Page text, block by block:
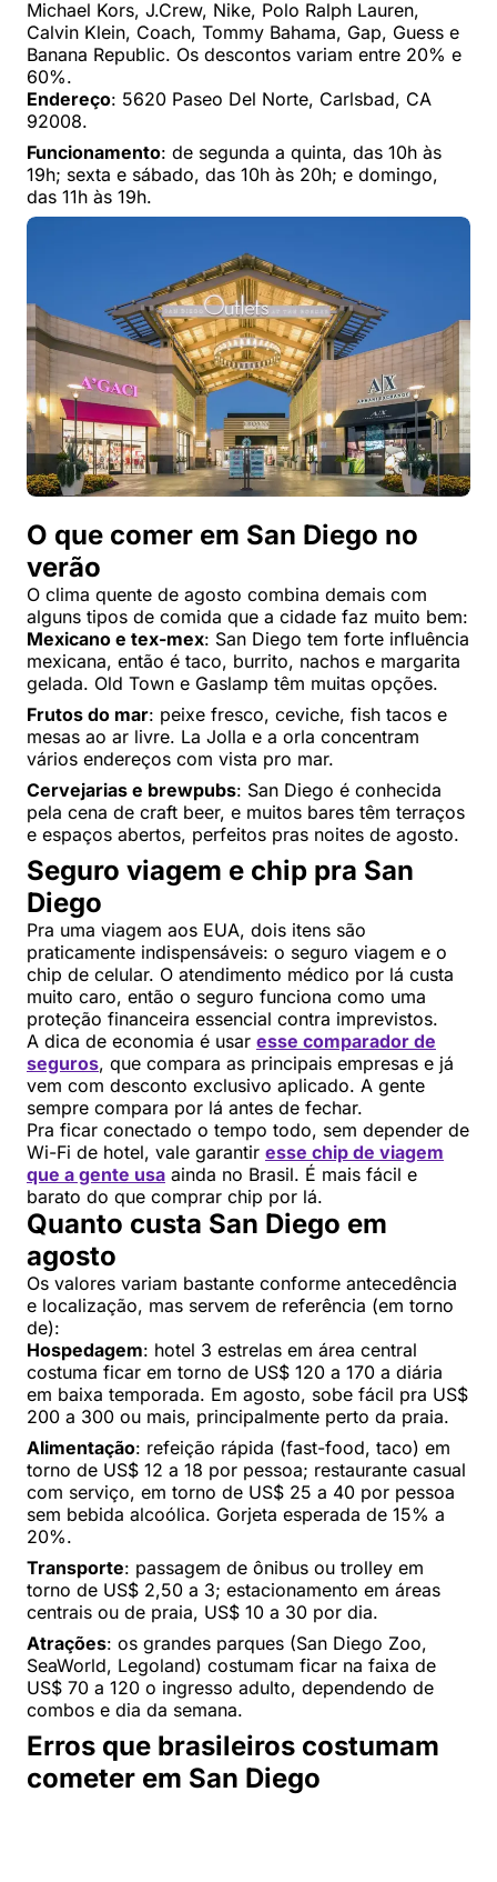
Michael Kors, J.Crew, Nike, Polo Ralph Lauren,
Calvin Klein, Coach, Tommy Bahama, Gap, Guess e
Banana Republic. Os descontos variam entre 20% e
60%.
Endereço: 5620 Paseo Del Norte, Carlsbad, CA
92008.
Funcionamento: de segunda a quinta, das 10h às
19h; sexta e sábado, das 10h às 20h; e domingo,
das 11h às 19h.
O que comer em San Diego no
verão
O clima quente de agosto combina demais com
alguns tipos de comida que a cidade faz muito bem:
Mexicano e tex-mex: San Diego tem forte influência
mexicana, então é taco, burrito, nachos e margarita
gelada. Old Town e Gaslamp têm muitas opções.
Frutos do mar: peixe fresco, ceviche, fish tacos e
mesas ao ar livre. La Jolla e a orla concentram
vários endereços com vista pro mar.
Cervejarias e brewpubs: San Diego é conhecida
pela cena de craft beer, e muitos bares têm terraços
e espaços abertos, perfeitos pras noites de agosto.
Seguro viagem e chip pra San
Diego
Pra uma viagem aos EUA, dois itens são
praticamente indispensáveis: o seguro viagem e o
chip de celular. O atendimento médico por lá custa
muito caro, então o seguro funciona como uma
proteção financeira essencial contra imprevistos.
A dica de economia é usar esse comparador de
seguros, que compara as principais empresas e já
vem com desconto exclusivo aplicado. A gente
sempre compara por lá antes de fechar.
Pra ficar conectado o tempo todo, sem depender de
Wi-Fi de hotel, vale garantir esse chip de viagem
que a gente usa ainda no Brasil. É mais fácil e
barato do que comprar chip por lá.
Quanto custa San Diego em
agosto
Os valores variam bastante conforme antecedência
e localização, mas servem de referência (em torno
de):
Hospedagem: hotel 3 estrelas em área central
costuma ficar em torno de US$ 120 a 170 a diária
em baixa temporada. Em agosto, sobe fácil pra US$
200 a 300 ou mais, principalmente perto da praia.
Alimentação: refeição rápida (fast-food, taco) em
torno de US$ 12 a 18 por pessoa; restaurante casual
com serviço, em torno de US$ 25 a 40 por pessoa
sem bebida alcoólica. Gorjeta esperada de 15% a
20%.
Transporte: passagem de ônibus ou trolley em
torno de US$ 2,50 a 3; estacionamento em áreas
centrais ou de praia, US$ 10 a 30 por dia.
Atrações: os grandes parques (San Diego Zoo,
SeaWorld, Legoland) costumam ficar na faixa de
US$ 70 a 120 o ingresso adulto, dependendo de
combos e dia da semana.
Erros que brasileiros costumam
cometer em San Diego